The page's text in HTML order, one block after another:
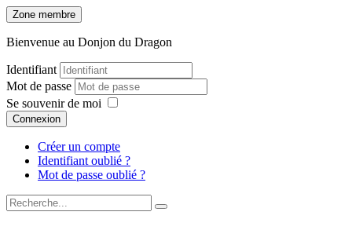
Zone membre
Bienvenue au Donjon du Dragon
Identifiant
Mot de passe
Se souvenir de moi
Connexion
Créer un compte
Identifiant oublié ?
Mot de passe oublié ?